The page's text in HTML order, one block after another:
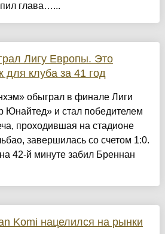
глава…...
Лигу Европы. Это
для клуба за 41 год
обыграл в финале Лиги
Юнайтед» и стал победителем
проходившая на стадионе
завершилась со счетом 1:0.
42-й минуте забил Бреннан
Komi нацелился на рынки